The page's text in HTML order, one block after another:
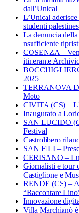
dall’Unical
L’Unical
studenti
La denuncia
nsufficiente
COSENZA –
itinerante
2025
TERRANOVA
Moto
CIVITA (CS) –
Inaugurato a
SAN LUCIDO
Festival
Castrolibero
SAN FILI –
CERISANO –
Giornalisti e tour
Castiglione e
RENDE (CS) –
“Raccontare
Innovazione
Villa Marchianò è